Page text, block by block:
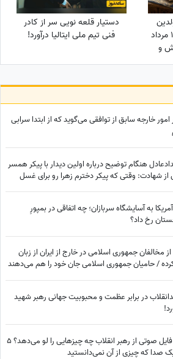
ماه‌های مختلف؛ شنبه 17 مرداد
و
دستیار قلعه نویی سر از کادر
فنی تیم ملی ایتالیا درآورد!
خارجه سابق از توافقی می‌گوید که از ابتدا سرابی
هنگام توضیح درباره اولین دیدار با پیکر همسر
از شهادت: وقتی که پیکر دخترم زهرا رو برای غسل
به آسایشگاه سربازان؛ چه اتفاقی در بمپورِ
رخ داد؟
مخالفان جمهوری اسلامی در خارج از ایران از زبان
/ حامیان جمهوری اسلامی جان خود را هم می‌دهند
در برابر عظمت و محبوبیت جهانی رهبر شهید
تماشا کنید| یک فایل صوتی از رهبر انقلاب چه چیزهایی را لو می‌دهد؟ 5
صدا که چیزی از آن نمی‌دانستید